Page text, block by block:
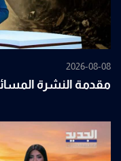
2026-08-08
مقدمة النشرة المسائية 08-08-